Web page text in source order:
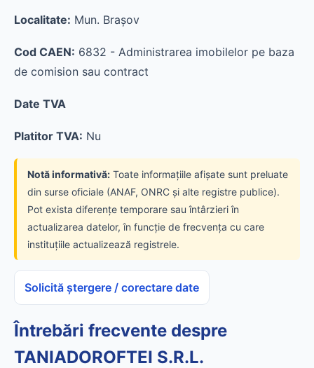
Localitate: Mun. Braşov
Cod CAEN: 6832 - Administrarea imobilelor pe baza
de comision sau contract
Date TVA
Platitor TVA: Nu
Notă informativă: Toate informațiile afișate sunt preluate
din surse oficiale (ANAF, ONRC și alte registre publice).
Pot exista diferențe temporare sau întârzieri în
actualizarea datelor, în funcție de frecvența cu care
instituțiile actualizează registrele.
Solicită ștergere / corectare date
Întrebări frecvente despre
TANIADOROFTEI S.R.L.